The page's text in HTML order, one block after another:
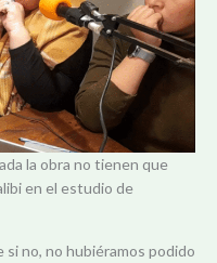
la obra no tienen que
en el estudio de
no, no hubiéramos podido